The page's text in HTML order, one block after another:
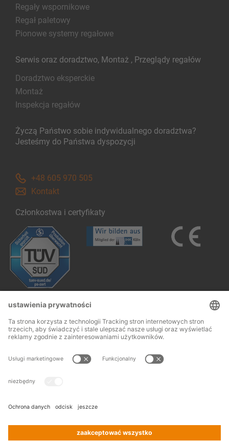
Regały wspornikowe
Regał paletowy
Pionowe systemy regałowe
Serwis oraz doradztwo, Montaż , Przeglądy regałów
Doradztwo eksperckie
Montaż
Inspekcja regałów
Życzą Państwo sobie indywidualnego doradztwa?
Jesteśmy do Państwa dyspozycji
+48 605 970 505
Kontakt
Członkostwa i certyfikaty
Follow us:
Terms and conditions of assembly
OHRA